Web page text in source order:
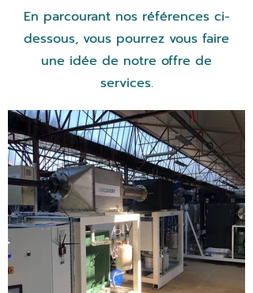
En parcourant nos références ci-
dessous, vous pourrez vous faire
une idée de notre offre de
services.